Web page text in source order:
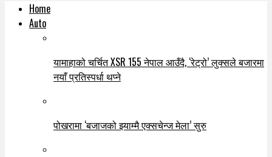
Home
Auto
यामाहाको चर्चित XSR 155 नेपाल आउँदै, ‘रेट्रो’ लुक्सले बजारमा
नयाँ प्रतिस्पर्धा थप्ने
पोखरामा ‘बजाजको झ्याम्मै एक्सचेन्ज मेला’ सुरु